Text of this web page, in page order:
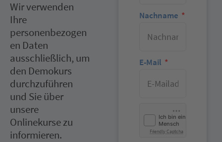
Wir verwenden
Ihre
personenbezogen
en Daten
ausschließlich, um
den Demokurs
durchzuführen
und Sie über
unsere
Onlinekurse zu
informieren.
Nachname
E-Mail
Friendly Captcha